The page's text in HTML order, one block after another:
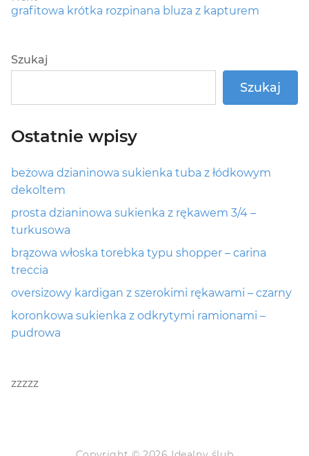
Next
grafitowa krótka rozpinana bluza z kapturem
Szukaj
Szukaj
Ostatnie wpisy
beżowa dzianinowa sukienka tuba z łódkowym
dekoltem
prosta dzianinowa sukienka z rękawem 3/4 –
turkusowa
brązowa włoska torebka typu shopper – carina
treccia
oversizowy kardigan z szerokimi rękawami – czarny
koronkowa sukienka z odkrytymi ramionami –
pudrowa
zzzzz